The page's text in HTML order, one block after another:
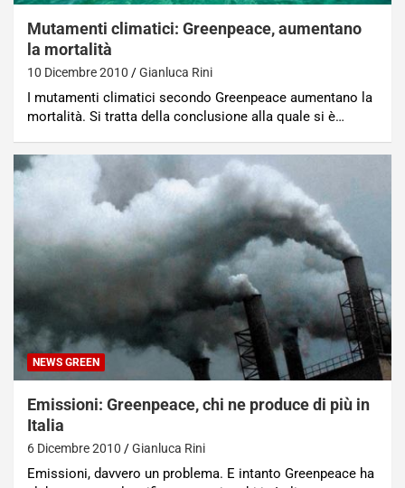
Mutamenti climatici: Greenpeace, aumentano
la mortalità
10 Dicembre 2010 Gianluca Rini
I mutamenti climatici secondo Greenpeace aumentano la
mortalità. Si tratta della conclusione alla quale si è…
NEWS GREEN
Emissioni: Greenpeace, chi ne produce di più in
Italia
6 Dicembre 2010 Gianluca Rini
Emissioni, davvero un problema. E intanto Greenpeace ha